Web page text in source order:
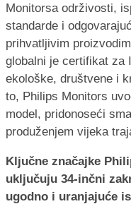
Monitorsa održivosti,
standarde i
prihvatljivim
globalni je certifikat za
ekološke, društvene i
to, Philips Monitors
model, pridonoseći
produženjem vijeka
Ključne značajke
uključuju 34-inčni
ugodno i uranjajuće